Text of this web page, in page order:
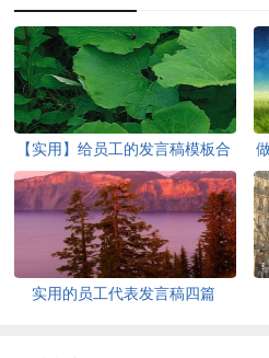
【实用】给员工的发言稿模板合
集8篇
实用的员工代表发言稿四篇